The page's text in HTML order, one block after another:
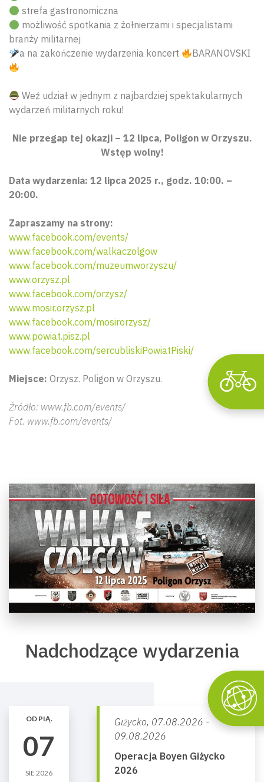
strefa gastronomiczna
możliwość spotkania z żołnierzami i specjalistami
branży militarnej
a na zakończenie wydarzenia koncert
BARANOVSKI
Weź udział w jednym z najbardziej spektakularnych
wydarzeń militarnych roku!
Nie przegap tej okazji – 12 lipca, Poligon w Orzyszu.
Wstęp wolny!
Data wydarzenia: 12 lipca 2025 r., godz. 10:00. –
20:00.
Zapraszamy na strony:
www.facebook.com/events/
www.facebook.com/walkaczolgow
www.facebook.com/muzeumworzyszu/
www.orzysz.pl
www.facebook.com/orzysz/
www.mosir.orzysz.pl
www.facebook.com/mosirorzysz/
www.powiat.pisz.pl
www.facebook.com/sercubliskiPowiatPiski/
Miejsce: Orzysz. Poligon w Orzyszu.
Źródło: www.fb.com/events/
Fot. www.fb.com/events/
Nadchodzące wydarzenia
OD PIĄ.
07
SIE 2026
Giżycko, 07.08.2026 -
09.08.2026
Operacja Boyen Giżycko
2026